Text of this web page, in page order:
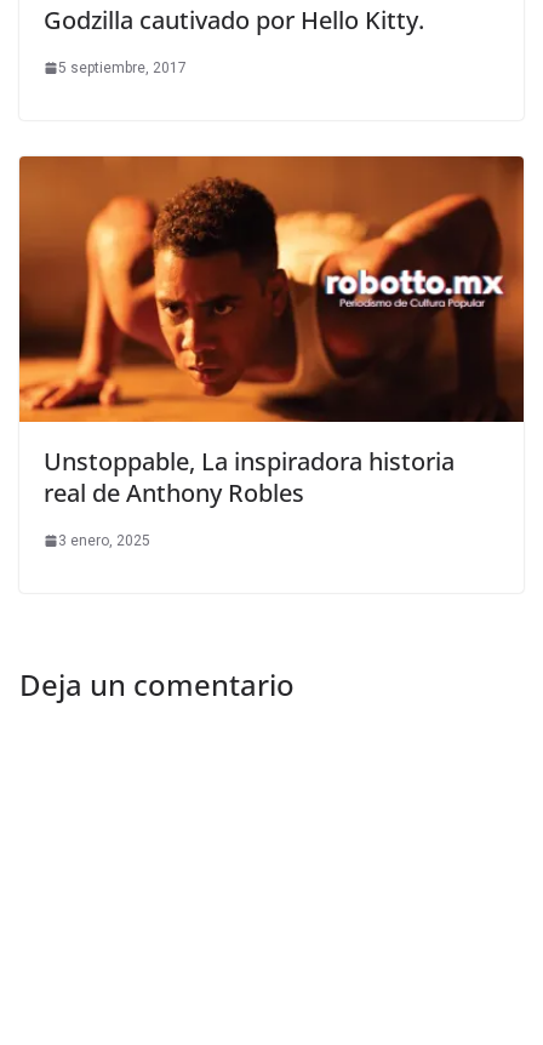
Godzilla cautivado por Hello Kitty.
5 septiembre, 2017
Unstoppable, La inspiradora historia
real de Anthony Robles
3 enero, 2025
Deja un comentario